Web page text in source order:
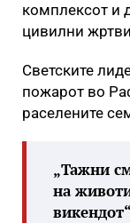
комплексот и
цивилни
Светските
пожарот во
раселените
„Тажни
на